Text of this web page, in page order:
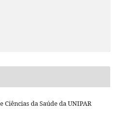
da Saúde da UNIPAR